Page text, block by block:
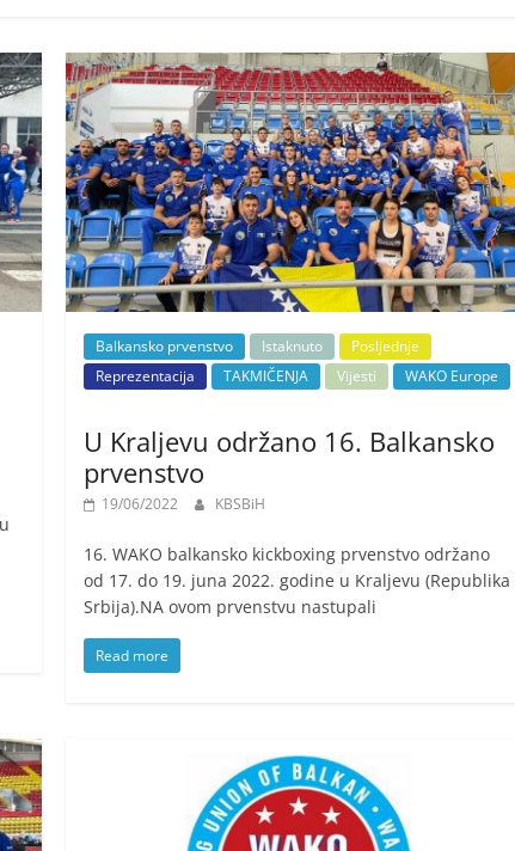
Balkansko prvenstvo Istaknuto
Posljednje
Reprezentacija
TAKMIČENJA Vijesti WAKO Europe
U Kraljevu održano 16. Balkansko
prvenstvo
19/06/2022 KBSBiH
16. WAKO balkansko kickboxing prvenstvo održano
od 17. do 19. juna 2022. godine u Kraljevu (Republika
Srbija).NA ovom prvenstvu nastupali
Read more